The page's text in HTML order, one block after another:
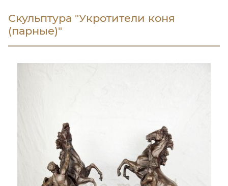
Скульптура "Укротители коня
(парные)"